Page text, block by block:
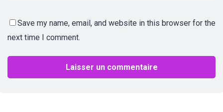
Save my name, email, and website in this browser for the
next time I comment.